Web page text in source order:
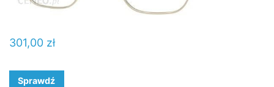
301,00 zł
Sprawdź